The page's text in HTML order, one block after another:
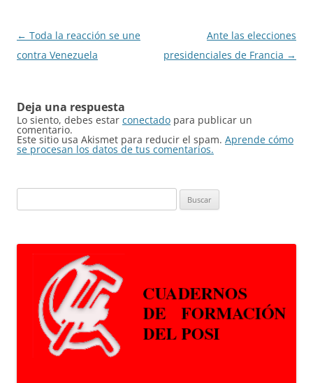
Navegación
de
← Toda la reacción se une
contra Venezuela
Ante las elecciones
presidenciales de Francia →
Deja una respuesta
Lo siento, debes estar conectado para publicar un
comentario.
Este sitio usa Akismet para reducir el spam. Aprende cómo
se procesan los datos de tus comentarios.